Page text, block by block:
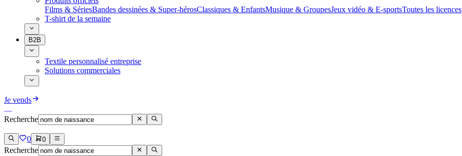
Films & SériesBandes dessinées & Super-hérosClassiques & EnfantsMusique & GroupesJeux vidéo & E-sportsToutes les licences
T-shirt de la semaine
B2B
Textile personnalisé entreprise
Solutions commerciales
Je vends
Recherche
0 0
Recherche